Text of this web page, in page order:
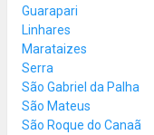
Guarapari
Linhares
Marataizes
Serra
São Gabriel da Palha
São Mateus
São Roque do Canaã